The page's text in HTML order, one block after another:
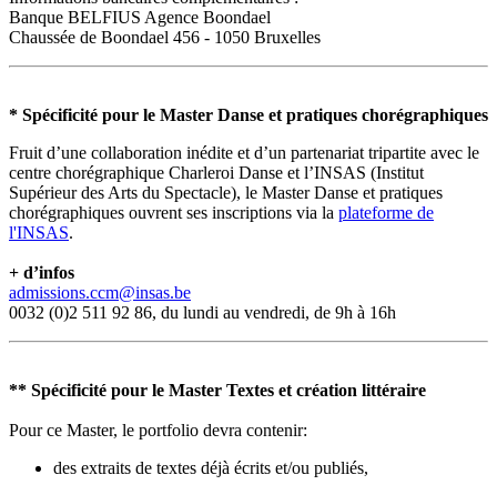
Banque BELFIUS Agence Boondael
Chaussée de Boondael 456 - 1050 Bruxelles
* Spécificité pour le Master Danse et pratiques chorégraphiques
Fruit d’une collaboration inédite et d’un partenariat tripartite avec le
centre chorégraphique Charleroi Danse et l’INSAS (Institut
Supérieur des Arts du Spectacle), le Master Danse et pratiques
chorégraphiques ouvrent ses inscriptions via la plateforme de
l'INSAS.
+ d’infos
admissions.ccm@insas.be
0032 (0)2 511 92 86, du lundi au vendredi, de 9h à 16h
** Spécificité pour le Master Textes et création littéraire
Pour ce Master, le portfolio devra contenir:
des extraits de textes déjà écrits et/ou publiés,